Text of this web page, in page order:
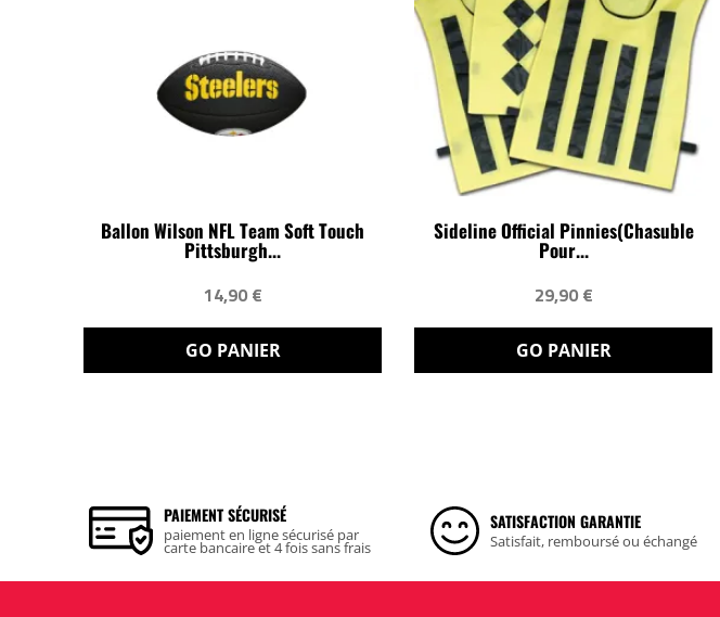
Ballon Wilson NFL Team Soft Touch
Pittsburgh...
14,90 €
GO PANIER
Sideline Official Pinnies(chasuble
Pour...
29,90 €
GO PANIER
PAIEMENT SÉCURISÉ
paiement en ligne sécurisé par
carte bancaire et 4 fois sans frais
SATISFACTION GARANTIE
Satisfait, remboursé ou échangé